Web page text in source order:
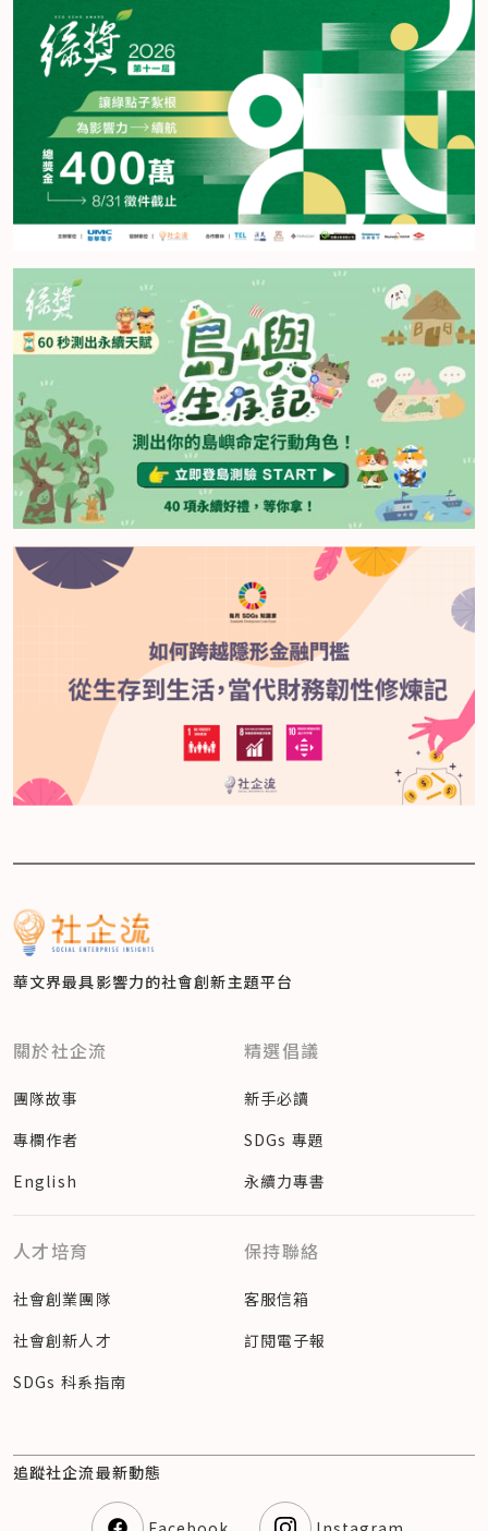
華文界最具影響力的社會創新主題平台
關於社企流
團隊故事
專欄作者
English
精選倡議
新手必讀
SDGs 專題
永續力專書
人才培育
社會創業團隊
社會創新人才
SDGs 科系指南
保持聯絡
客服信箱
訂閱電子報
追蹤社企流最新動態